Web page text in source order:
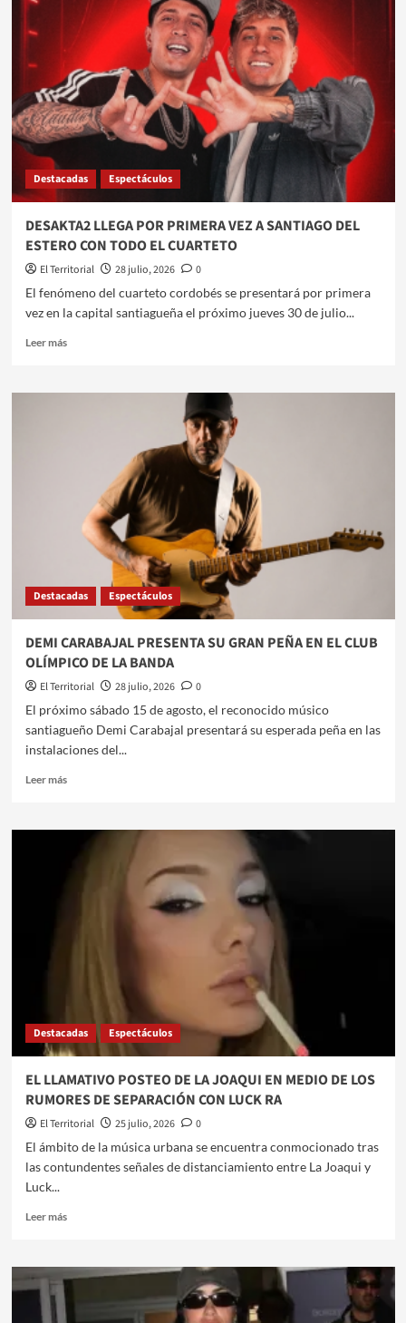
PRESENTA
‘EL
CAMINO
DE
SOLGO’:
UN
REFUGIO
PARA
CON
30
AÑOS
DE
Destacadas Espectáculos
DESAKTA2 LLEGA POR PRIMERA VEZ A SANTIAGO DEL
ESTERO CON TODO EL CUARTETO
El Territorial 28 julio, 2026
0
​​El fenómeno del cuarteto cordobés se presentará por primera
vez en la capital santiagueña el próximo jueves 30 de julio...
Leer másLeer
DESAKTA2
SANTIAGO
ESTERO
CON
CUARTETO
Destacadas Espectáculos
​DEMI CARABAJAL PRESENTA SU GRAN PEÑA EN EL CLUB
OLÍMPICO DE LA BANDA
El Territorial 28 julio, 2026
0
​El próximo sábado 15 de agosto, el reconocido músico
santiagueño Demi Carabajal presentará su esperada peña en las
instalaciones del...
Leer másLeer
​
LA
BANDA
Destacadas Espectáculos
​EL LLAMATIVO POSTEO DE LA JOAQUI EN MEDIO DE LOS
RUMORES DE SEPARACIÓN CON LUCK RA
El Territorial 25 julio, 2026
0
​​El ámbito de la música urbana se encuentra conmocionado tras
las contundentes señales de distanciamiento entre La Joaqui y
Luck...
Leer másLeer
​
EL
LLAMATIVO
POSTEO